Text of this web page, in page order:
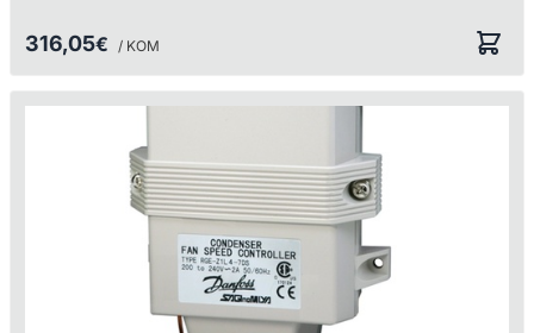
316,05€ / KOM